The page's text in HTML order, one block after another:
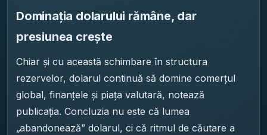
Dominația dolarului rămâne, dar
presiunea crește
Chiar și cu această schimbare în structura
rezervelor, dolarul continuă să domine comerțul
global, finanțele și piața valutară, notează
publicația. Concluzia nu este că lumea
„abandonează” dolarul, ci că ritmul de căutare a